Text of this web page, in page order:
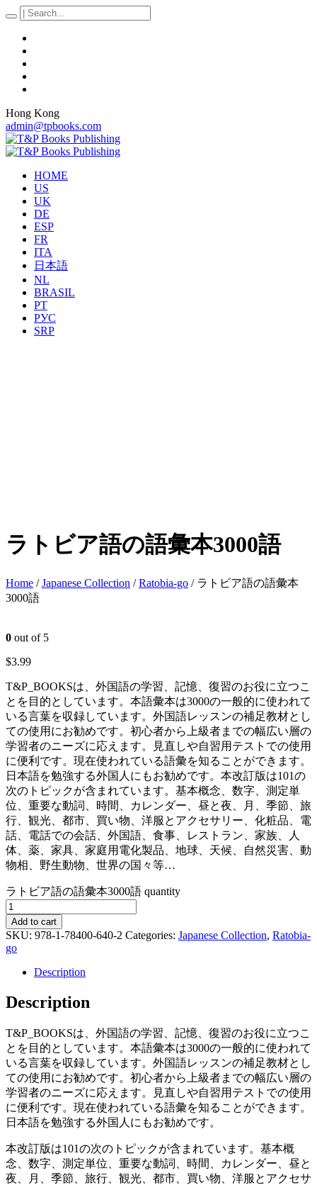
Hong Kong
admin@tpbooks.com
HOME
US
UK
DE
ESP
FR
ITA
日本語
NL
BRASIL
PT
РУС
SRP
ラトビア語の語彙本3000語
Home /Japanese Collection /Ratobia-go / ラトビア語の語彙本
3000語
0 out of 5
$3.99
T&P_BOOKSは、外国語の学習、記憶、復習のお役に立つこ
とを目的としています。本語彙本は3000の一般的に使われて
いる言葉を収録しています。外国語レッスンの補足教材とし
ての使用にお勧めです。初心者から上級者までの幅広い層の
学習者のニーズに応えます。見直しや自習用テストでの使用
に便利です。現在使われている語彙を知ることができます。
日本語を勉強する外国人にもお勧めです。本改訂版は101の
次のトピックが含まれています。基本概念、数字、測定単
位、重要な動詞、時間、カレンダー、昼と夜、月、季節、旅
行、観光、都市、買い物、洋服とアクセサリー、化粧品、電
話、電話での会話、外国語、食事、レストラン、家族、人
体、薬、家具、家庭用電化製品、地球、天候、自然災害、動
物相、野生動物、世界の国々等…
ラトビア語の語彙本3000語 quantity
Add to cart
SKU: 978-1-78400-640-2 Categories: Japanese Collection, Ratobia-
go
Description
Description
T&P_BOOKSは、外国語の学習、記憶、復習のお役に立つこ
とを目的としています。本語彙本は3000の一般的に使われて
いる言葉を収録しています。外国語レッスンの補足教材とし
ての使用にお勧めです。初心者から上級者までの幅広い層の
学習者のニーズに応えます。見直しや自習用テストでの使用
に便利です。現在使われている語彙を知ることができます。
日本語を勉強する外国人にもお勧めです。
本改訂版は101の次のトピックが含まれています。基本概
念、数字、測定単位、重要な動詞、時間、カレンダー、昼と
夜、月、季節、旅行、観光、都市、買い物、洋服とアクセサ